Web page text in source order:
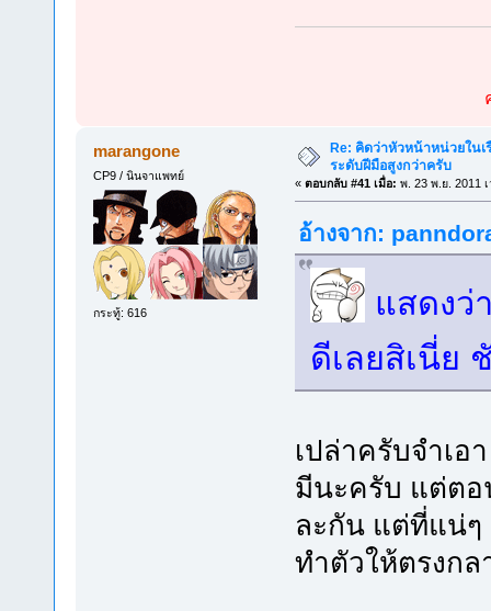
marangone
CP9 / นินจาแพทย์
กระทู้: 616
Re: คิดว่าหัวหน้าหน่วยใน
ระดับฝีมือสูงกว่าครับ
« ตอบกลับ #41 เมื่อ: พ. 23 พ.ย. 2011
อ้างจาก:
แสดงว่
ดีเลยสิเนี่ย
เปล่าครับจำเอ
มีนะครับ แต่ตอ
ละกัน แต่ที่แน่ๆ
ทำตัวให้ตรงกล